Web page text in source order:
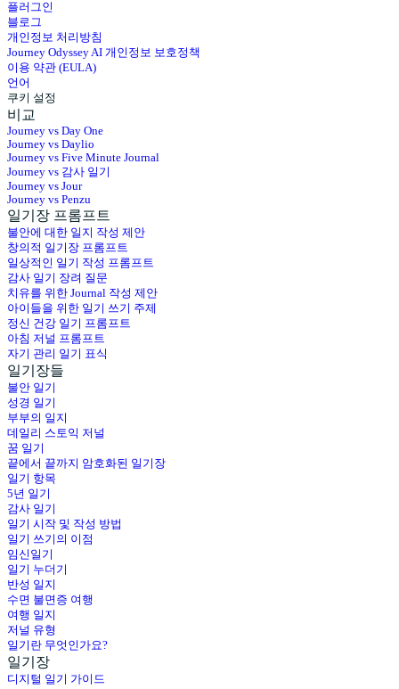
플러그인
블로그
개인정보 처리방침
Journey Odyssey AI 개인정보 보호정책
이용 약관 (EULA)
언어
쿠키 설정
비교
Journey vs Day One
Journey vs Daylio
Journey vs Five Minute Journal
Journey vs 감사 일기
Journey vs Jour
Journey vs Penzu
일기장 프롬프트
불안에 대한 일지 작성 제안
창의적 일기장 프롬프트
일상적인 일기 작성 프롬프트
감사 일기 장려 질문
치유를 위한 Journal 작성 제안
아이들을 위한 일기 쓰기 주제
정신 건강 일기 프롬프트
아침 저널 프롬프트
자기 관리 일기 표식
일기장들
불안 일기
성경 일기
부부의 일지
데일리 스토익 저널
꿈 일기
끝에서 끝까지 암호화된 일기장
일기 항목
5년 일기
감사 일기
일기 시작 및 작성 방법
일기 쓰기의 이점
임신일기
일기 누더기
반성 일지
수면 불면증 여행
여행 일지
저널 유형
일기란 무엇인가요?
일기장
디지털 일기 가이드